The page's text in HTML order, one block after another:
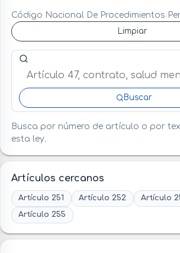
Código Nacional De Procedimientos
Limpiar
Buscar artículo o término en esta
Buscar
Busca por número de artículo o por
esta ley.
Artículos cercanos
Artículo 251 Artículo 252
Artículo
Artículo 255